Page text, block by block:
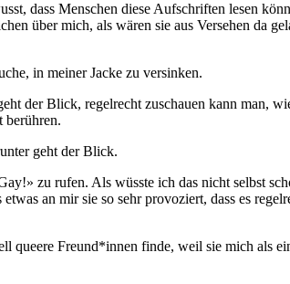
dass Menschen diese Aufschriften lesen
über mich, als wären sie aus Versehen da
in meiner Jacke zu versinken.
der Blick, regelrecht zuschauen kann man,
berühren.
geht der Blick.
zu rufen. Als wüsste ich das nicht selbst
an mir sie so sehr provoziert, dass es
Freund*innen finde, weil sie mich als